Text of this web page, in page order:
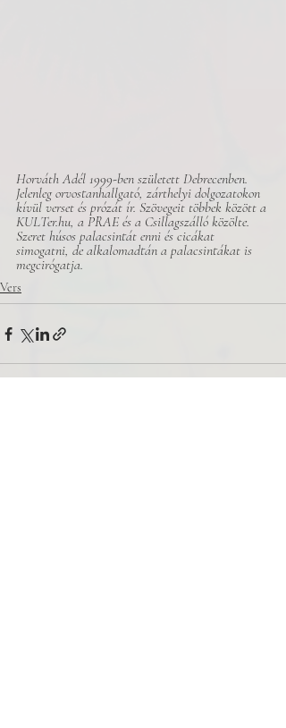
Horváth Adél 1999-ben született Debrecenben.
Jelenleg orvostanhallgató, zárthelyi dolgozatokon
kívül verset és prózát ír. Szövegeit többek között a
KULTer.hu, a PRAE és a Csillagszálló közölte.
Szeret húsos palacsintát enni és cicákat
simogatni, de alkalomadtán a palacsintákat is
megcirógatja.
Vers